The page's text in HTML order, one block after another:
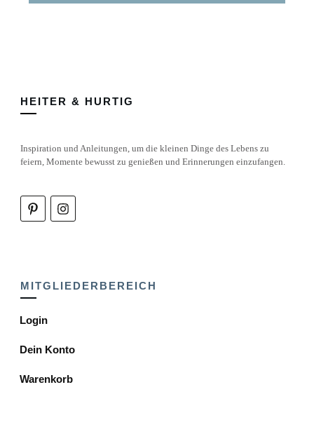
HEITER & HURTIG
Inspiration und Anleitungen, um die kleinen Dinge des Lebens zu
feiern, Momente bewusst zu genießen und Erinnerungen einzufangen.
MITGLIEDERBEREICH
Login
Dein Konto
Warenkorb